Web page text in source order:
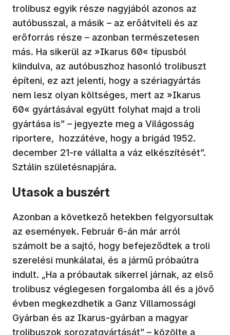
trolibusz egyik része nagyjából azonos az
autóbusszal, a másik – az erőátviteli és az
erőforrás része – azonban természetesen
más. Ha sikerül az »Ikarus 60« típusból
kiindulva, az autóbuszhoz hasonló trolibuszt
építeni, ez azt jelenti, hogy a szériagyártás
nem lesz olyan költséges, mert az »Ikarus
60« gyártásával együtt folyhat majd a troli
gyártása is” – jegyezte meg a Világosság
riportere, hozzátéve, hogy a brigád 1952.
december 21-re vállalta a váz elkészítését”.
Sztálin születésnapjára.
Utasok a buszért
Azonban a következő hetekben felgyorsultak
az események. Február 6-án már arról
számolt be a sajtó, hogy befejeződtek a troli
szerelési munkálatai, és a jármű próbaútra
indult. „Ha a próbautak sikerrel járnak, az első
trolibusz véglegesen forgalomba áll és a jövő
évben megkezdhetik a Ganz Villamossági
Gyárban és az Ikarus-gyárban a magyar
trolibuszok sorozatgyártását” – közölte a